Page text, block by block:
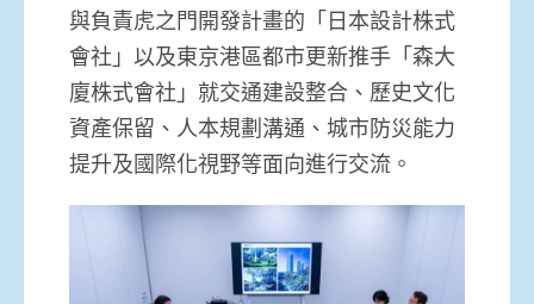
與負責虎之門開發計畫的「日本設計株式
會社」以及東京港區都市更新推手「森大
廈株式會社」就交通建設整合、歷史文化
資產保留、人本規劃溝通、城市防災能力
提升及國際化視野等面向進行交流。